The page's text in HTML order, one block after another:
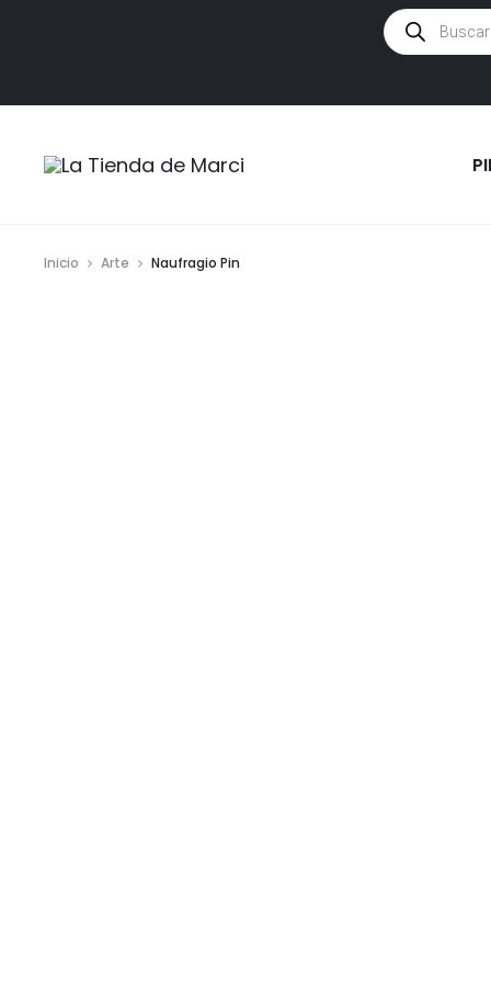
Búsqueda
de
productos
Inicio Arte Naufragio Pin